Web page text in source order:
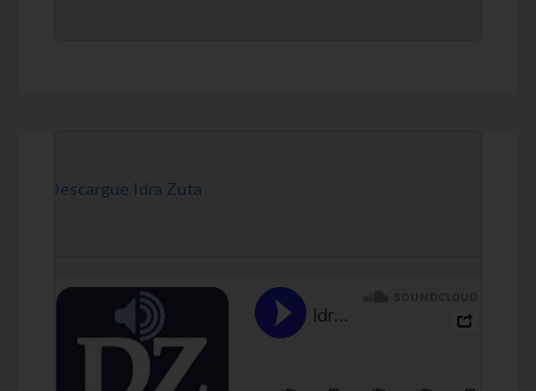
[Descargue Idra Zuta